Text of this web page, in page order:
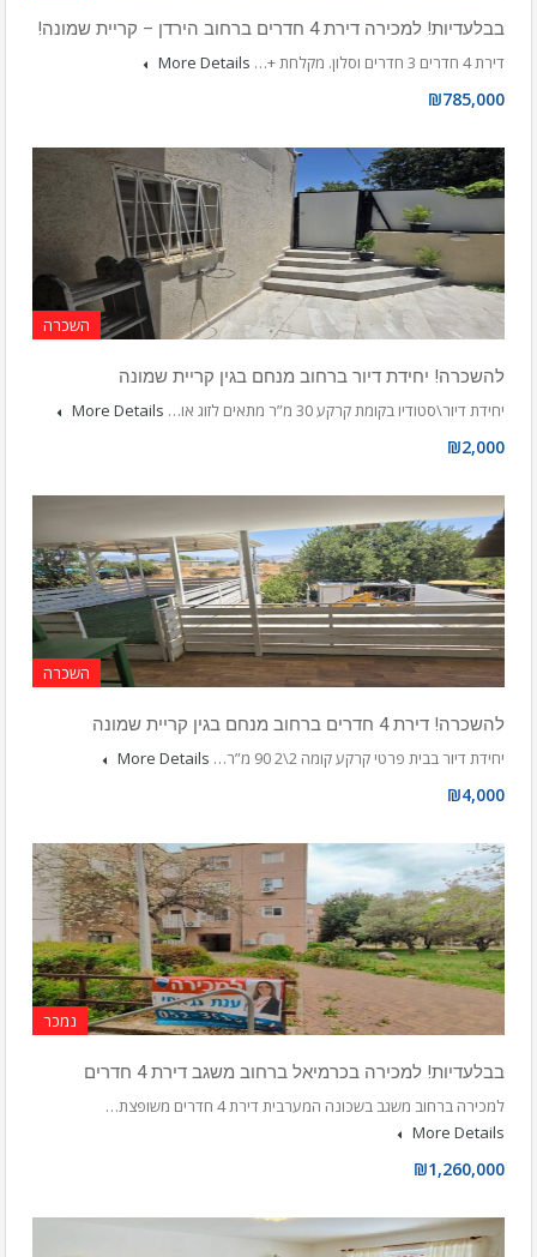
בבלעדיות! למכירה דירת 4 חדרים ברחוב הירדן – קריית שמונה!
דירת 4 חדרים 3 חדרים וסלון. מקלחת +…
More Details
₪785,000
השכרה
להשכרה! יחידת דיור ברחוב מנחם בגין קריית שמונה
יחידת דיור\סטודיו בקומת קרקע 30 מ”ר מתאים לזוג או…
More Details
₪2,000
השכרה
להשכרה! דירת 4 חדרים ברחוב מנחם בגין קריית שמונה
יחידת דיור בבית פרטי קרקע קומה 2\2 90 מ”ר…
More Details
₪4,000
נמכר
בבלעדיות! למכירה בכרמיאל ברחוב משגב דירת 4 חדרים
למכירה ברחוב משגב בשכונה המערבית דירת 4 חדרים משופצת…
More Details
₪1,260,000